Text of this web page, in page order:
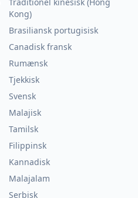
Kong)
Brasiliansk portugisisk
Canadisk fransk
Rumænsk
Tjekkisk
Svensk
Malajisk
Tamilsk
Filippinsk
Kannadisk
Malajalam
Serbisk